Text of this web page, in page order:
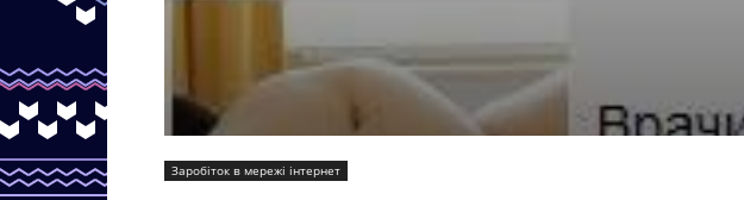
Заробіток в мережі інтернет